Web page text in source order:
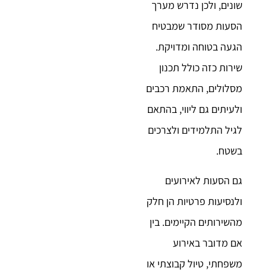
שונים, ולכן נדרש מערך
הסעות מסודר שמבטיח
הגעה בטוחה ומדויקת.
שירות כזה כולל תכנון
מסלולים, התאמת רכבים
ולעיתים גם ליווי, בהתאם
לגיל התלמידים ולצרכים
בשטח.
גם הסעות לאירועים
ולנסיעות פרטיות הן חלק
מהשירותים הקיימים. בין
אם מדובר באירוע
משפחתי, טיול קבוצתי או